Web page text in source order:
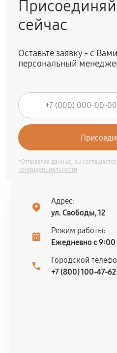
сейчас
Оставьте заявку - с
персональный
*Отправляя данные, вы
конфиденциальности
Адрес:
ул. Свободы, 12
Режим работы:
Ежедневно с 9:00
Городской
+7 (800) 100-47-62